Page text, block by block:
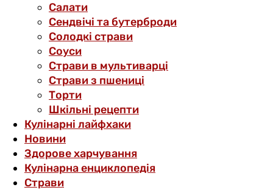
Салати
Сендвічі та бутерброди
Солодкі страви
Соуси
Страви в мультиварці
Страви з пшениці
Торти
Шкільні рецепти
Кулінарні лайфхаки
Новини
Здорове харчування
Кулінарна енциклопедія
Страви